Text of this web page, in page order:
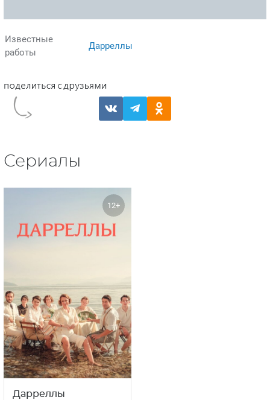
Известные
работы
Дарреллы
Сериалы
12+
Дарреллы